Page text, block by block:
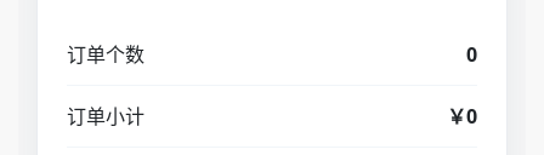
订单个数 0
订单小计 ￥0